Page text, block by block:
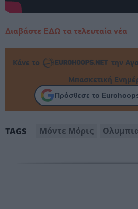
Διαβάστε ΕΔΩ τα τελευταία νέα
Κάνε το
την
Μπασκετική
Πρόσθεσε το
TAGS Μόντε Μόρις